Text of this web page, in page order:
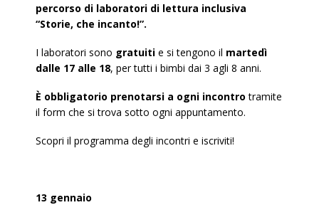
percorso di laboratori di lettura inclusiva
“Storie, che incanto!”.
I laboratori sono gratuiti e si tengono il martedì
dalle 17 alle 18, per tutti i bimbi dai 3 agli 8 anni.
È obbligatorio prenotarsi a ogni incontrotramite
il form che si trova sotto ogni appuntamento.
Scopri il programma degli incontri e iscriviti!
13 gennaio